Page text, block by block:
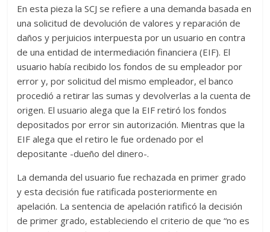
En esta pieza la SCJ se refiere a una demanda basada en
una solicitud de devolución de valores y reparación de
daños y perjuicios interpuesta por un usuario en contra
de una entidad de intermediación financiera (EIF). El
usuario había recibido los fondos de su empleador por
error y, por solicitud del mismo empleador, el banco
procedió a retirar las sumas y devolverlas a la cuenta de
origen. El usuario alega que la EIF retiró los fondos
depositados por error sin autorización. Mientras que la
EIF alega que el retiro le fue ordenado por el
depositante -dueño del dinero-.
La demanda del usuario fue rechazada en primer grado
y esta decisión fue ratificada posteriormente en
apelación. La sentencia de apelación ratificó la decisión
de primer grado, estableciendo el criterio de que “no es